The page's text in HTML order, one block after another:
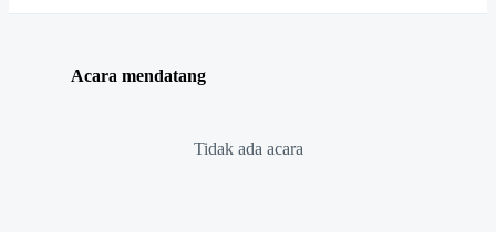
Acara mendatang
Tidak ada acara